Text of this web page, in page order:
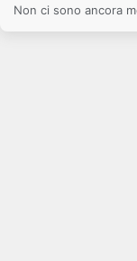
Non ci sono ancora